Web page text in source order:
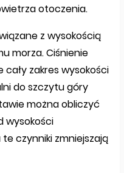
otoczenia.
z wysokością
morza. Ciśnienie
cały zakres wysokości
do szczytu góry
można obliczyć
wysokości
czynniki zmniejszają